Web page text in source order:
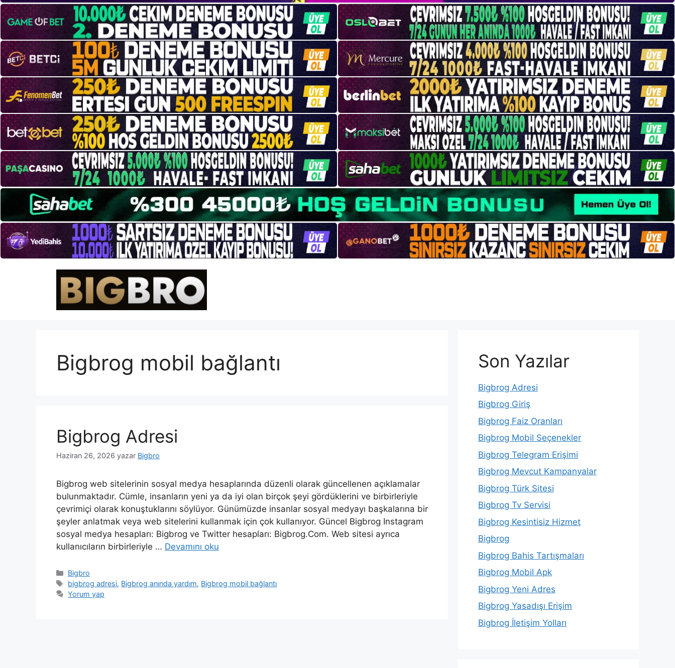
Bigbrog mobil bağlantı
Bigbrog Adresi
Haziran 26, 2026 yazar Bigbro
Bigbrog web sitelerinin sosyal medya hesaplarında düzenli olarak güncellenen açıklamalar
bulunmaktadır. Cümle, insanların yeni ya da iyi olan birçok şeyi gördüklerini ve birbirleriyle
çevrimiçi olarak konuştuklarını söylüyor. Günümüzde insanlar sosyal medyayı başkalarına bir
şeyler anlatmak veya web sitelerini kullanmak için çok kullanıyor. Güncel Bigbrog Instagram
sosyal medya hesapları: Bigbrog ve Twitter hesapları: Bigbrog.Com. Web sitesi ayrıca
kullanıcıların birbirleriyle … Devamını oku
Kategoriler
Bigbro
Etiketler
bigbrog adresi, Bigbrog anında yardım, Bigbrog mobil bağlantı
Yorum yap
Son Yazılar
Bigbrog Adresi
Bigbrog Giriş
Bigbrog Faiz Oranları
Bigbrog Mobil Seçenekler
Bigbrog Telegram Erişimi
Bigbrog Mevcut Kampanyalar
Bigbrog Türk Sitesi
Bigbrog Tv Servisi
Bigbrog Kesintisiz Hizmet
Bigbrog
Bigbrog Bahis Tartışmaları
Bigbrog Mobil Apk
Bigbrog Yeni Adres
Bigbrog Yasadışı Erişim
Bigbrog İletişim Yolları